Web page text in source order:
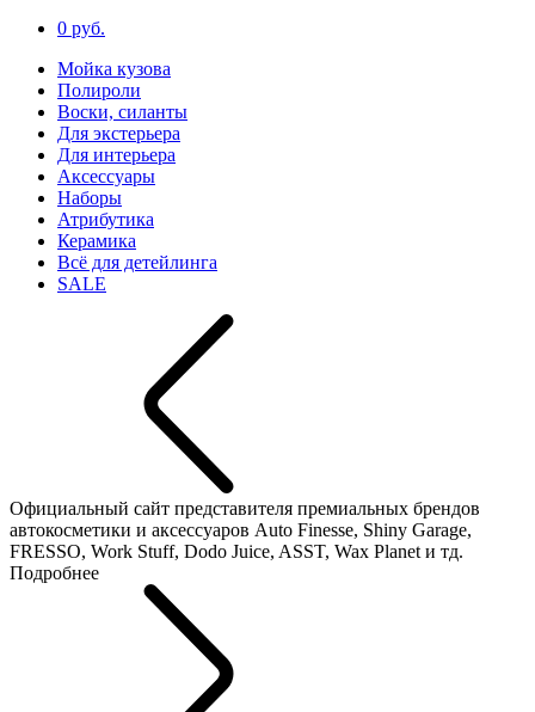
0 руб.
Мойка кузова
Полироли
Воски, силанты
Для экстерьера
Для интерьера
Аксессуары
Наборы
Атрибутика
Керамика
Всё для детейлинга
SALE
Официальный сайт представителя премиальных брендов
автокосметики и аксессуаров Auto Finesse, Shiny Garage,
FRESSO, Work Stuff, Dodo Juice, ASST, Wax Planet и тд.
Подробнее